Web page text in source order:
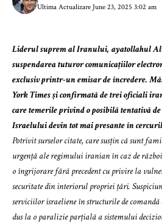
Ultima Actualizare June 23, 2025 3:02 am
Liderul suprem al Iranului, ayatollahul
suspendarea tuturor comunicațiilor
exclusiv printr-un emisar de încredere.
York Times și confirmată de trei oficiali
care temerile privind o posibilă tentativă
Israelului devin tot mai presante în
Potrivit surselor citate, care susțin că sunt
urgență ale regimului iranian în caz de
o îngrijorare fără precedent cu privire la
securitate din interiorul propriei țări.
serviciilor israeliene în structurile de
dus la o paralizie parțială a sistemului